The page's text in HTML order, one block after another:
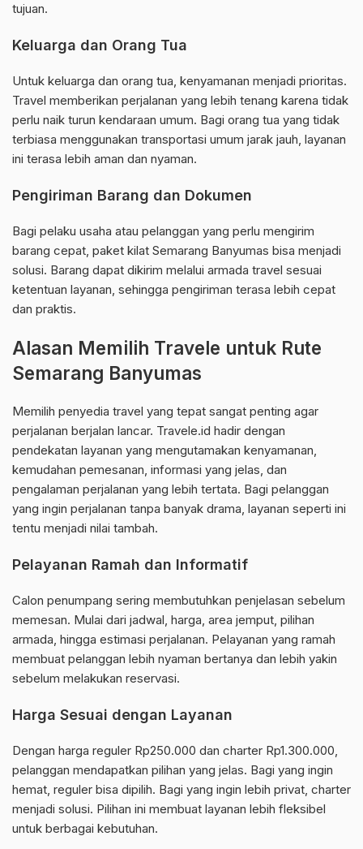
tujuan.
Keluarga dan Orang Tua
Untuk keluarga dan orang tua, kenyamanan menjadi prioritas.
Travel memberikan perjalanan yang lebih tenang karena tidak
perlu naik turun kendaraan umum. Bagi orang tua yang tidak
terbiasa menggunakan transportasi umum jarak jauh, layanan
ini terasa lebih aman dan nyaman.
Pengiriman Barang dan Dokumen
Bagi pelaku usaha atau pelanggan yang perlu mengirim
barang cepat, paket kilat Semarang Banyumas bisa menjadi
solusi. Barang dapat dikirim melalui armada travel sesuai
ketentuan layanan, sehingga pengiriman terasa lebih cepat
dan praktis.
Alasan Memilih Travele untuk Rute
Semarang Banyumas
Memilih penyedia travel yang tepat sangat penting agar
perjalanan berjalan lancar. Travele.id hadir dengan
pendekatan layanan yang mengutamakan kenyamanan,
kemudahan pemesanan, informasi yang jelas, dan
pengalaman perjalanan yang lebih tertata. Bagi pelanggan
yang ingin perjalanan tanpa banyak drama, layanan seperti ini
tentu menjadi nilai tambah.
Pelayanan Ramah dan Informatif
Calon penumpang sering membutuhkan penjelasan sebelum
memesan. Mulai dari jadwal, harga, area jemput, pilihan
armada, hingga estimasi perjalanan. Pelayanan yang ramah
membuat pelanggan lebih nyaman bertanya dan lebih yakin
sebelum melakukan reservasi.
Harga Sesuai dengan Layanan
Dengan harga reguler Rp250.000 dan charter Rp1.300.000,
pelanggan mendapatkan pilihan yang jelas. Bagi yang ingin
hemat, reguler bisa dipilih. Bagi yang ingin lebih privat, charter
menjadi solusi. Pilihan ini membuat layanan lebih fleksibel
untuk berbagai kebutuhan.